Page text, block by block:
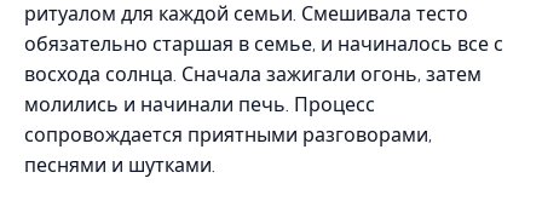
ритуалом для каждой семьи. Смешивала тесто
обязательно старшая в семье, и начиналось все с
восхода солнца. Сначала зажигали огонь, затем
молились и начинали печь. Процесс
сопровождается приятными разговорами,
песнями и шутками.